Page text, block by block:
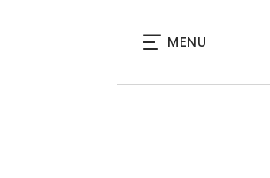
MENU